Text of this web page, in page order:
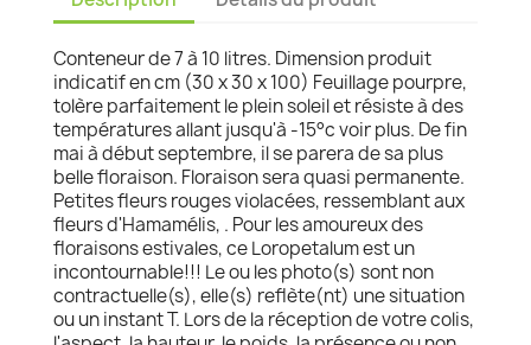
Conteneur de 7 à 10 litres. Dimension produit
indicatif en cm (30 x 30 x 100) Feuillage pourpre,
tolère parfaitement le plein soleil et résiste à des
températures allant jusqu'à -15°c voir plus. De fin
mai à début septembre, il se parera de sa plus
belle floraison. Floraison sera quasi permanente.
Petites fleurs rouges violacées, ressemblant aux
fleurs d'Hamamélis, . Pour les amoureux des
floraisons estivales, ce Loropetalum est un
incontournable!!! Le ou les photo(s) sont non
contractuelle(s), elle(s) reflète(nt) une situation
ou un instant T. Lors de la réception de votre colis,